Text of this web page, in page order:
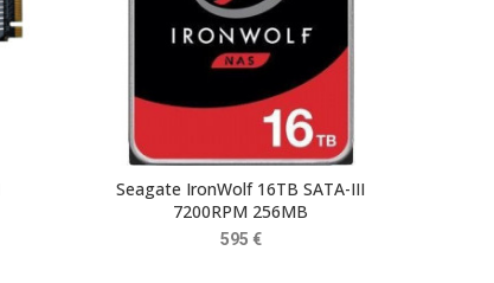
Seagate IronWolf 16TB SATA-III
7200RPM 256MB
595 €